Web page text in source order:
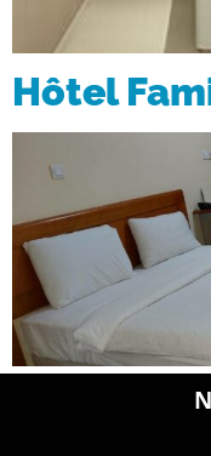
Hôtel